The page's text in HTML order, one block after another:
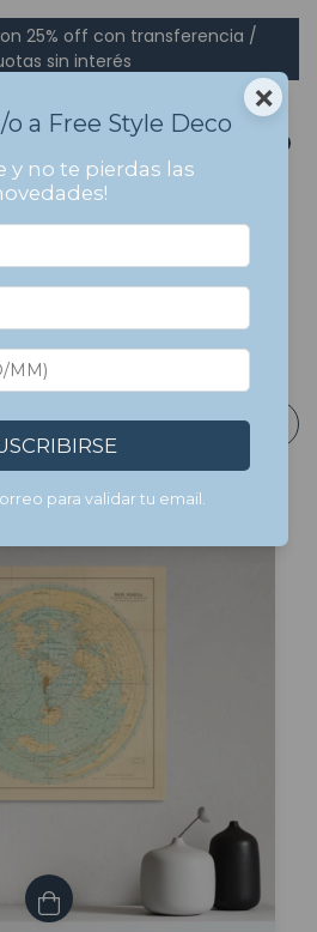
25% off con transferencia /
sin interés
en Canvas > Ciudades, viajes
> Mapas
×
a Free Style Deco
y no te pierdas las
para validar tu email.